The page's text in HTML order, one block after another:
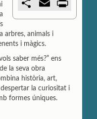
a
t
r
m
l
arbres, animals i
i màgics.
saber més?” ens
la seva obra
història, art,
la curiositat i
formes úniques.